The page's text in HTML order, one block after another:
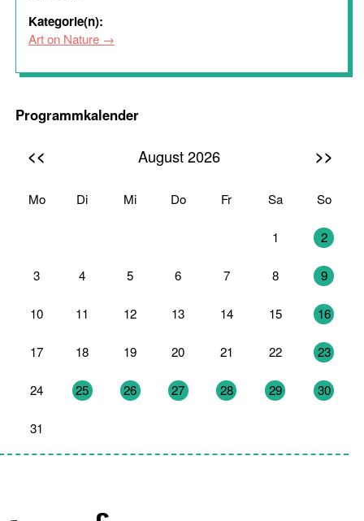
Kategorie(n):
Art on Nature
Programmkalender
<< August 2026 >>
Mo Di Mi Do Fr Sa So
1 2
3 4 5 6 7 8 9
10 11 12 13 14 15 16
17 18 19 20 21 22 23
24 25 26 27 28 29 30
31